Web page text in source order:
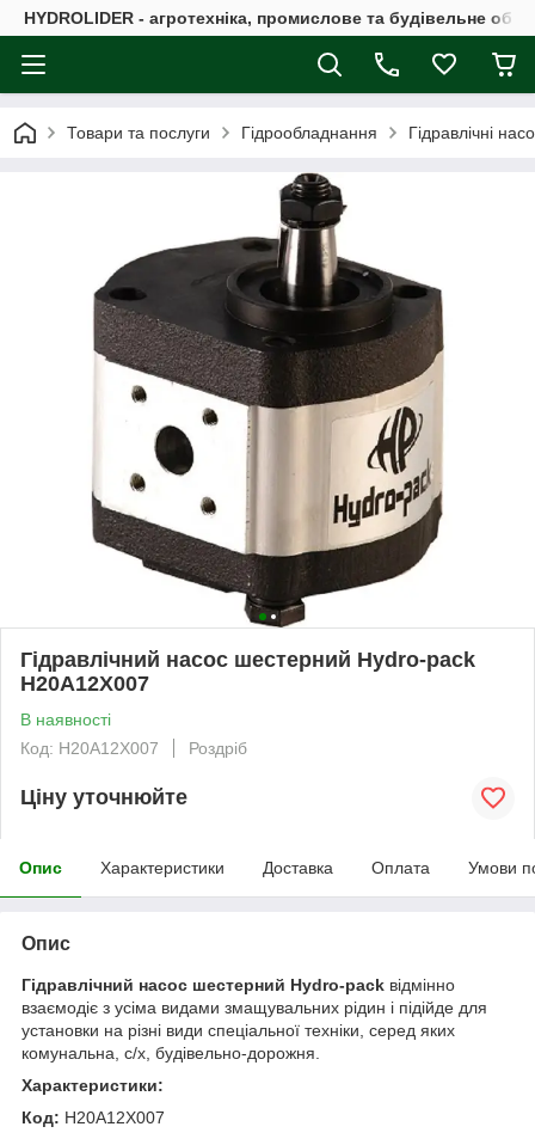
HYDROLIDER - агротехніка, промислове та будівельне
Товари та послуги Гідрообладнання Гідравлічні
Гідравлічний насос шестерний Hydro-pack
H20A12X007
В наявності
Код: H20A12X007
Роздріб
Ціну уточнюйте
Опис Характеристики Доставка Оплата Умови
Опис
Гідравлічний насос шестерний Hydro-pack відмінно
взаємодіє з усіма видами змащувальних рідин і підійде для
установки на різні види спеціальної техніки, серед яких
комунальна, с/х, будівельно-дорожня.
Характеристики:
Код: H20A12X007